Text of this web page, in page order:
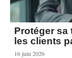
Protéger sa
les clients
16 juin 2026